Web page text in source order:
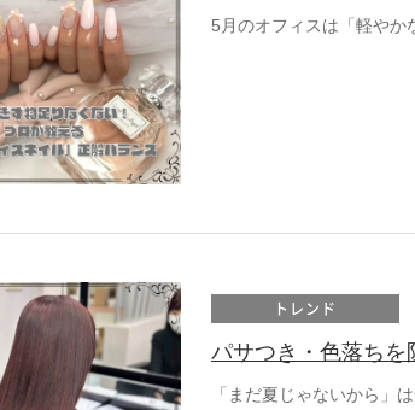
5月のオフィスは「軽やか
トレンド
パサつき・色落ちを
「まだ夏じゃないから」